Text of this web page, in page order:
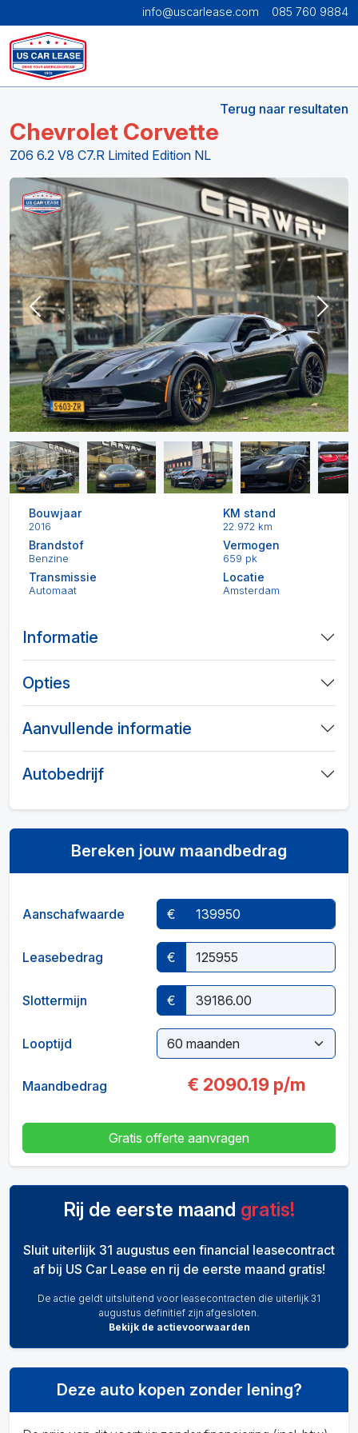
info@uscarlease.com 085 760 9884
Terug naar resultaten
Chevrolet Corvette
Z06 6.2 V8 C7.R Limited Edition NL
Previous Next
Bouwjaar
2016
KM stand
22.972 km
Brandstof
Benzine
Vermogen
659 pk
Transmissie
Automaat
Locatie
Amsterdam
Informatie
Opties
Aanvullende informatie
Autobedrijf
Bereken jouw maandbedrag
Aanschafwaarde €
Leasebedrag €
Slottermijn €
Looptijd
Maandbedrag € 2090.19p/m
Gratis offerte aanvragen
Rij de eerste maand gratis!
Sluit uiterlijk 31 augustus een financial leasecontract
af bij US Car Lease en rij de eerste maand gratis!
De actie geldt uitsluitend voor leasecontracten die uiterlijk 31
augustus definitief zijn afgesloten.
Bekijk de actievoorwaarden
Deze auto kopen zonder lening?